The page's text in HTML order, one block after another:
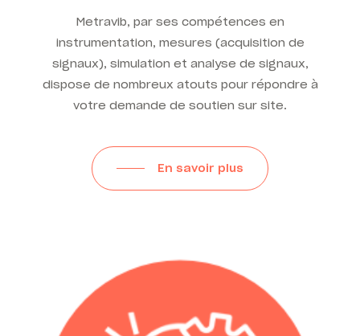
Metravib, par ses compétences en
instrumentation, mesures (acquisition de
signaux), simulation et analyse de signaux,
dispose de nombreux atouts pour répondre à
votre demande de soutien sur site.
En savoir plus